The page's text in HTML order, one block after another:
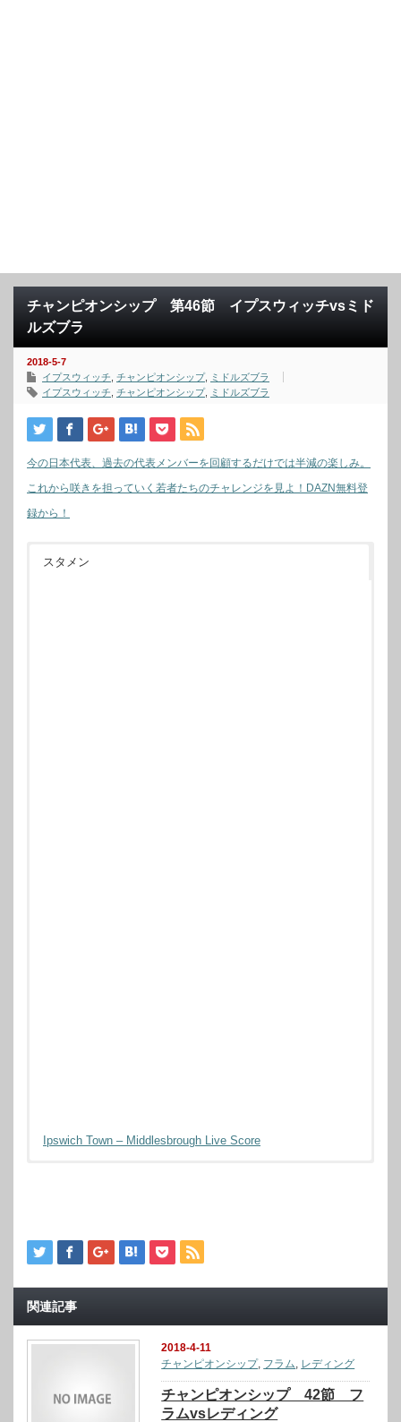
チャンピオンシップ 第46節 イプスウィッチvsミド
ルズブラ
2018-5-7
イプスウィッチ チャンピオンシップ,
ミドルズブラ
イプスウィッチ チャンピオンシップ, ミドルズブラ
今の日本代表、過去の代表メンバーを回顧するだけでは半減の楽しみ。
これから咲きを担っていく若者たちのチャレンジを見よ！DAZN無料登
録から！
スタメン
Ipswich Town – Middlesbrough Live Score
関連記事
2018-4-11
チャンピオンシップ, フラム レディング
チャンピオンシップ 42節 フ
ラムvsレディング